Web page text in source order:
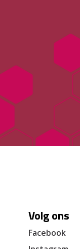
Volg ons
Facebook